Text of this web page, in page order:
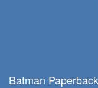
Batman